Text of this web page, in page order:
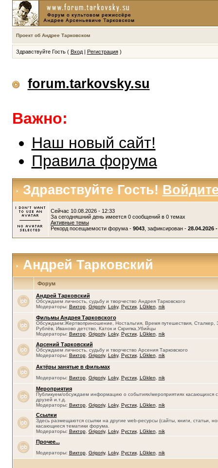
Проект об Андрее Тарковском
Здравствуйте Гость ( Вход| Регистрация)
forum.tarkovsky.su
Важно:
Наш новый сайт!
Правила форума
Здравствуйте Гость!
Сейчас 10.08.2026 - 12:33
За сегодняшний день имеется 0 сообщений в 0 темах
Активные темы
Рекорд посещаемости форума - 9043, зафиксирован - 28.04.2026
Андрей Тарковский
Форум
Андрей Тарковский
Обсуждаем личность, судьбу и творчество Андрея Тарковского
Модераторы: Виктор, Grigoriy, Loky, Рустик, LGklen nik
Фильмы Андрея Тарковского
Обсуждаем:Жертвоприношение, Ностальгия, Время путешествия, Сталкер,
Рублёв, Иваново детство, Каток и Скрипка,Убийцы
Модераторы: Виктор, Grigoriy, Loky, Рустик, LGklen nik
Арсений Тарковский
Обсуждаем личность, судьбу и творчество Арсения Тарковского
Модераторы: Виктор, Grigoriy, Loky, Рустик, LGklen nik
Актёры занятые в фильмах
Модераторы: Виктор, Grigoriy, Loky, Рустик, LGklen nik
Мероприятия
Публикуем/обсуждаем информацию о событиях/мероприятиях касающихся
друзей и.т.д.
Модераторы: Виктор, Grigoriy, Loky, Рустик, LGklen nik
Ссылки
Здесь размещаются ссылки на другие web-ресурсы (сайты, книги, статьи,
касающиеся тематики форума.
Модераторы: Виктор, Grigoriy, Loky, Рустик, LGklen nik
Прочее...
Модераторы: Виктор, Grigoriy, Loky, Рустик, LGklen nik